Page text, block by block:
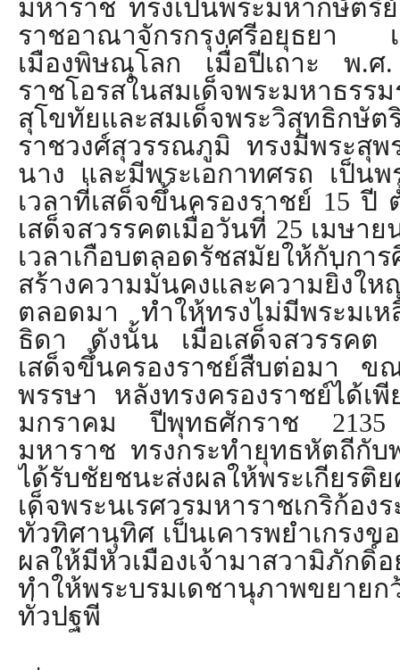
มหาราช ทรงเป็นพระมหากษัตริ
ราชอาณาจักรกรุงศรีอยุธยา
เมืองพิษณุโลก เมื่อปีเถาะ พ.
ราชโอรสในสมเด็จพระมหาธรร
สุโขทัยและสมเด็จพระวิสุทธิกษัต
ราชวงศ์สุวรรณภูมิ ทรงมีพระสุ
นาง และมีพระเอกาทศรถ เป็น
เวลาที่เสด็จขึ้นครองราชย์ 15 ปี
เสด็จสวรรคตเมื่อวันที่ 25 เมษา
เวลาเกือบตลอดรัชสมัยให้กับการ
สร้างความมั่นคงและความยิ่งให
ตลอดมา ทำให้ทรงไม่มีพระมเ
ธิดา ดังนั้น เมื่อเสด็จสวรรคต
เสด็จขึ้นครองราชย์สืบต่อมา ข
พรรษา หลังทรงครองราชย์ได้
มกราคม ปีพุทธศักราช 2135
มหาราช ทรงกระทำยุทธหัตถีกับ
ได้รับชัยชนะส่งผลให้พระเกียรติ
เด็จพระนเรศวรมหาราชเกริก้องร
ทั่วทิศานุทิศ เป็นเคารพยำเกรง
ผลให้มีหัวเมืองเจ้ามาสวามิภักดิ์อ
ทำให้พระบรมเดชานุภาพขยายก
ทั่วปฐพี